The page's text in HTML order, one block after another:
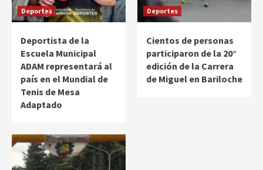
Deportes
Deportista de la
Escuela Municipal
ADAM representará al
país en el Mundial de
Tenis de Mesa
Adaptado
Deportes
Cientos de personas
participaron de la 20°
edición de la Carrera
de Miguel en Bariloche